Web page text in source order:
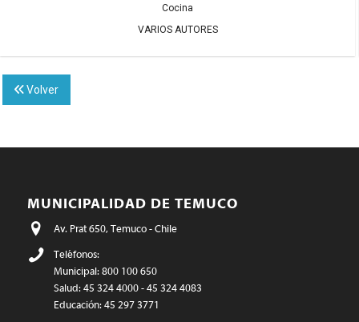
Cocina
VARIOS AUTORES
Volver
MUNICIPALIDAD DE TEMUCO
Av. Prat 650, Temuco - Chile
Teléfonos:
Municipal: 800 100 650
Salud: 45 324 4000 - 45 324 4083
Educación: 45 297 3771